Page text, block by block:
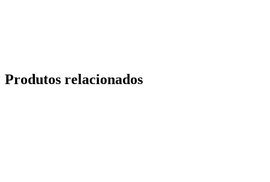
Produtos relacionados